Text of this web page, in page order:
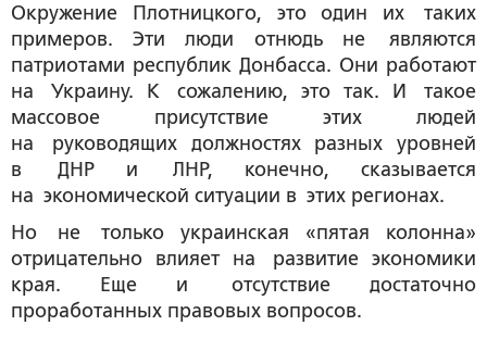
Окружение Плотницкого, это один их таких
примеров. Эти люди отнюдь не являются
патриотами республик Донбасса. Они работают
на Украину. К сожалению, это так. И такое
массовое присутствие этих людей
на руководящих должностях разных уровней
в ДНР и ЛНР, конечно, сказывается
на экономической ситуации в этих регионах.
Но не только украинская «пятая колонна»
отрицательно влияет на развитие экономики
края. Еще и отсутствие достаточно
проработанных правовых вопросов.